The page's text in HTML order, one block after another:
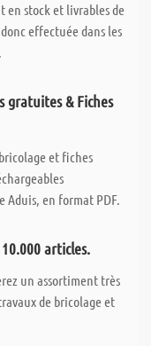
en stock et livrables de
effectuée dans les
gratuites & Fiches
et fiches
en format PDF.
articles.
un assortiment très
de bricolage et